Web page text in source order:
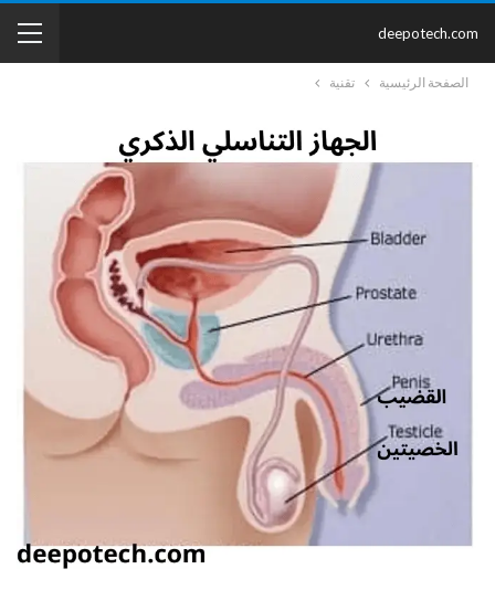
deepotech.com
الصفحة الرئيسية تقنية